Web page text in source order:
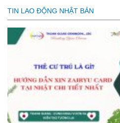
TIN LAO ĐỘNG NHẬT BẢN